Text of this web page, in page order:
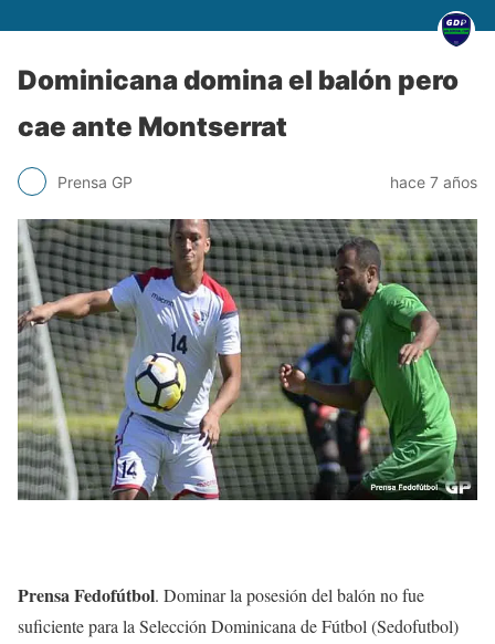
Dominicana domina el balón pero
cae ante Montserrat
Prensa GP hace 7 años
Prensa Fedofútbol. Dominar la posesión del balón no fue
suficiente para la Selección Dominicana de Fútbol (Sedofutbol)